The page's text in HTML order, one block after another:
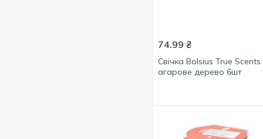
74.99 ₴
Свічка Bolsius True Scents
агарове дерево 6шт